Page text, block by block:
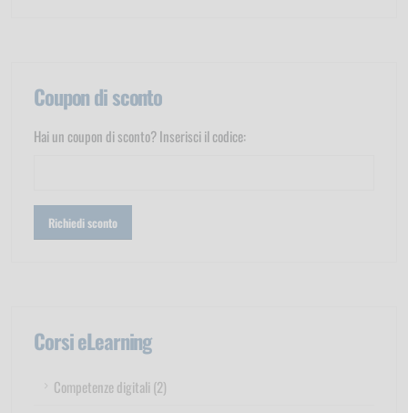
Coupon di sconto
Hai un coupon di sconto? Inserisci il codice:
Corsi eLearning
Competenze digitali (2)